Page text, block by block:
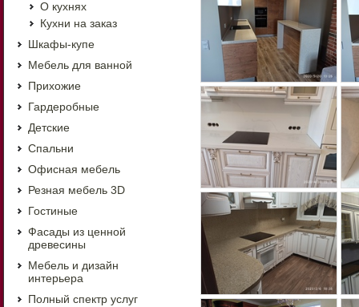
О кухнях
Кухни на заказ
Шкафы-купе
Мебель для ванной
Прихожие
Гардеробные
Детские
Спальни
Офисная мебель
Резная мебель 3D
Гостиные
Фасады из ценной
древесины
Мебель и дизайн
интерьера
Полный спектр услуг